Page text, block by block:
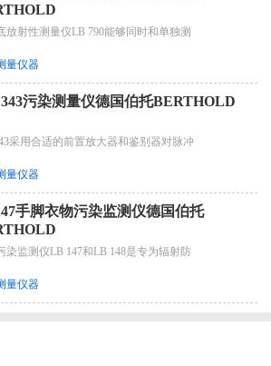
放射性测量仪LB 790能够同时和单独测
量仪器
污染测量仪德国伯托BERTHOLD
采用合适的前置放大器和鉴别器对脉冲
量仪器
手脚衣物污染监测仪德国伯托
染监测仪LB 147和LB 148是专为辐射防
量仪器